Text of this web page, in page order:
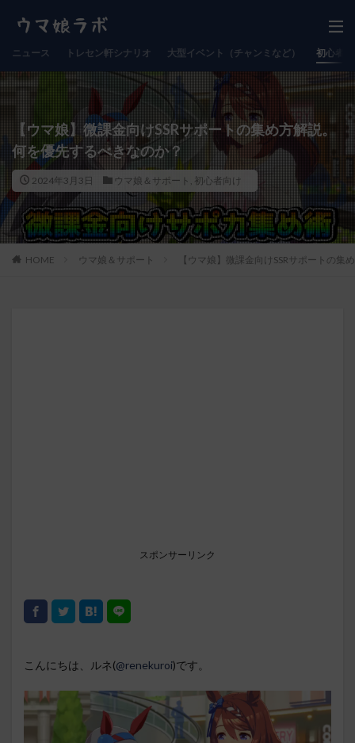
ニュース トレセン軒シナリオ 大型イベント（チャンミなど） 初心者
【ウマ娘】微課金向けSSRサポートの集め方解説。
何を優先するべきなのか？
2024年3月3日 ウマ娘＆サポート , 初心者向け
HOME ウマ娘＆サポート 【ウマ娘】微課金向けSSRサポートの
スポンサーリンク
こんにちは、ルネ(@renekuroi)です。